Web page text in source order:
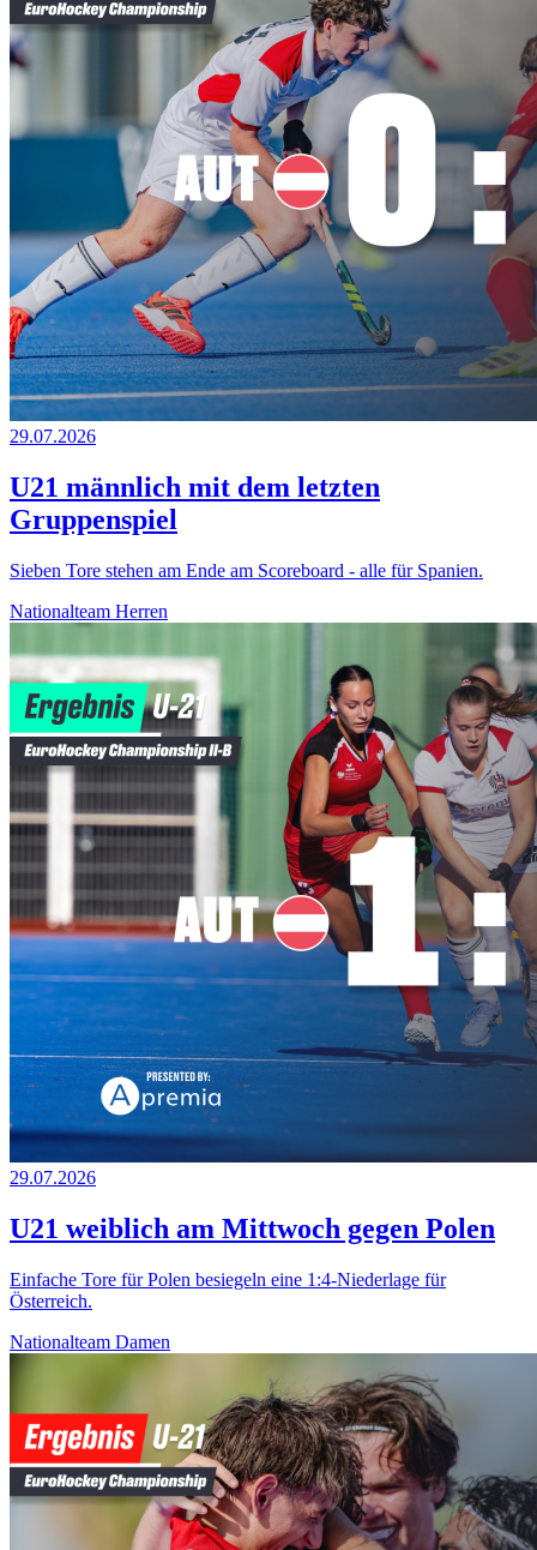
29.07.2026
U21 männlich mit dem letzten
Gruppenspiel
Sieben Tore stehen am Ende am Scoreboard - alle für Spanien.
Nationalteam Herren
29.07.2026
U21 weiblich am Mittwoch gegen Polen
Einfache Tore für Polen besiegeln eine 1:4-Niederlage für
Österreich.
Nationalteam Damen